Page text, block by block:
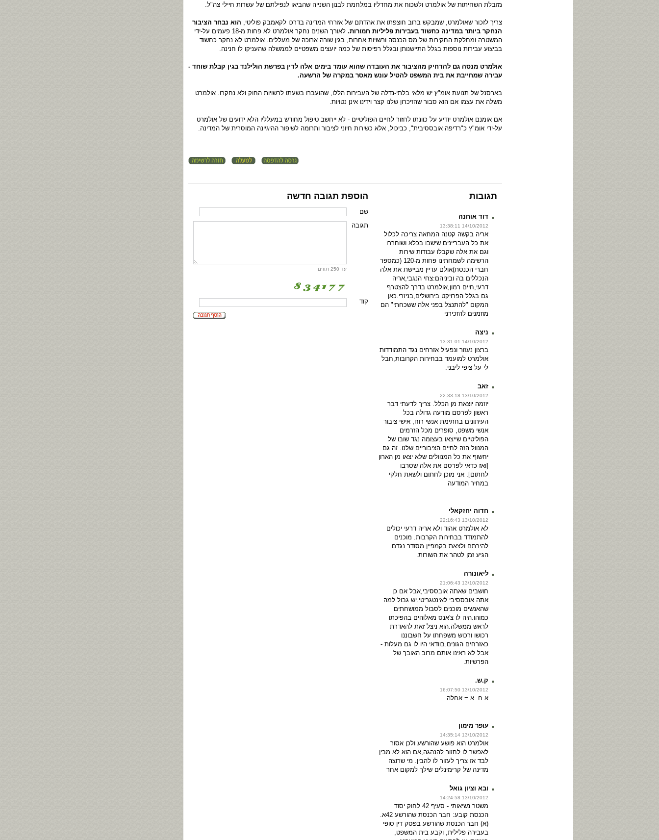
מזבלת השחיתות של אולמרט ולשכוח את מחדליו במלחמת לבנון השנייה שהביאו לנפילתם של עשרות חיילי צה"ל.
צריך לזכור שאולמרט, שמבקש ברוב חוצפתו את אהדתם של אזרחי המדינה בדרכו לקאמבק פוליטי, הוא נבחר הציבור
הנחקר ביותר במדינה כחשוד בעבירות פליליות חמורות.
לאורך השנים נחקר אולמרט לא פחות מ-18 פעמים על-ידי
המשטרה ומחלקת החקירות של מס הכנסה ורשויות אחרות, בגין שורה ארוכה של מעללים. אולמרט לא נחקר כחשוד
בביצוע עבירות נוספות בגלל התיישנותן ובגלל רפיסות של כמה יועצים משפטיים לממשלה שהעניקו לו חנינה.
אולמרט מנסה גם להדחיק מהציבור את העובדה שהוא עומד בימים אלה לדין בפרשת הולילנד בגין קבלת שוחד -
עבירה שמחייבת את בית המשפט להטיל עונש מאסר במקרה של הרשעה.
בארסנל של תנועת אומ"ץ יש מלאי בלתי-נדלה של העבירות הללו, שהועברו בשעתו לרשויות החוק ולא נחקרו. אולמרט
משלה את עצמו אם הוא סבור שהזיכרון שלנו קצר וידינו אינן נטויות.
אם אומנם אולמרט יודיע על כוונתו לחזור לחיים הפוליטיים - לא ייחשב טיפול מחודש במעלליו הלא ידועים של אולמרט
על-ידי אומ"ץ כ"רדיפה אובססיבית", כביכול, אלא כשירות חיוני לציבור ותרומה לשיפור ההיגיינה המוסרית של המדינה.
הוספת תגובה חדשה
שם
עד 250 תווים
תגובה
קוד
תגובות
דוד אוחנה
14/10/2012 13:38:11
אריה בקשה קטנה המחאה צריכה לכלול
את כל העבריינים שישבו בכלא ושוחררו
וגם את אלה שקבלו עבודות שירות
הרשימה לשמחתינו פחות מ-120 (כמספר
חברי הכנסת)אולם עדיין מביישת את אלה
הנכללים בה וביניהם:צחי הנגבי,אריה
דרעי,חיים רמון,אולמרט בדרך להצטרף
גם בגלל הפרויקט בירושלים,בניזרי.כאן
המקום "להתנצל בפני אלה ששכחתי" הם
מוזמנים להזכירני
ניצה
14/10/2012 13:31:01
ברצון נעזור ונפעיל אזרחים נגד התמודדות
אולמרט למועמד בבחירות הקרובות,חבל
לי על ציפי ליבני.
זאב
13/10/2012 22:33:18
יוזמה יוצאת מן הכלל. צריך לדעתי דבר
ראשון לפרסם מודעה גדולה בכל
העיתונים בחתימת אנשי רוח, אישי ציבור
אנשי משפט, סופרים מכל הזרמים
הפוליטיים שייצאו בעצומה נגד שובו של
המנוול הזה לחיים הציבוריים שלנו. זה גם
יחשוף את כל המנוולים שלא יצאו מן הארון
[ואז כדאי לפרסם את אלה שסרבו
לחתום]. אני מוכן לחתום ולשאת חלקי
במחיר המודעה
חדוה יחזקאלי
13/10/2012 22:16:43
לא אולמרט אהוד ולא אריה דרעי יכולים
להתמודד בבחירות הקרבות. מוכנים
להירתם ולצאת בקמפיין מסודר נגדם.
הגיע זמן לטהר את השורות.
ליאונורה
13/10/2012 21:06:43
חושבים שאתה אובססיבי,אבל אם כן
אתה אובססיבי לאינטגריטי.יש גבול למה
שהאנשים מוכנים לסבול ממושחתים
כמוהו.היה לו צ'אנס מאלוהים בהפיכתו
לראש ממשלה.הוא ניצל זאת להאדרת
רכושו ורכוש משפחתו על חשבוננו
כאזרחים הגונים.בוודאי היו לו גם מעלות -
אבל לא ראינו אותם מרוב האובך של
הפרשיות.
ק.ש.
13/10/2012 16:07:50
א.ח. א = אחלה
עופר מימון
13/10/2012 14:35:14
אולמרט הוא פושע שהורשע ולכן אסור
לאפשר לו לחזור להנהגה,אם הוא לא מבין
לבד אז צריך לעזור לו להבין. מי שרוצה
מדינה של קרימינלים שילך למקום אחר
ובא וציון גואל
13/10/2012 14:24:58
משטר נשיאותי - סעיף 42 לחוק יסוד
הכנסת קובע: חבר הכנסת שהורשע 42א.
(א) חבר הכנסת שהורשע בפסק דין סופי
בעבירה פלילית, וקבע בית המשפט,